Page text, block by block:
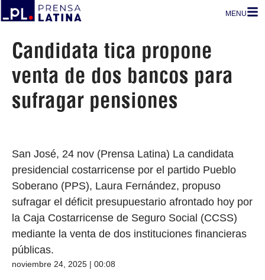
MENU
Candidata tica propone
venta de dos bancos para
sufragar pensiones
San José, 24 nov (Prensa Latina) La candidata
presidencial costarricense por el partido Pueblo
Soberano (PPS), Laura Fernández, propuso
sufragar el déficit presupuestario afrontado hoy por
la Caja Costarricense de Seguro Social (CCSS)
mediante la venta de dos instituciones financieras
públicas.
noviembre 24, 2025 | 00:08